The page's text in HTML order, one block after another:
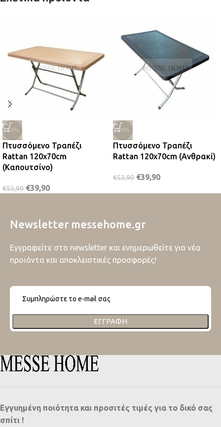
-26%
Πτυσσόμενο Τραπέζι
Rattan 120x70cm
(Καπουτσίνο)
€53,90 €39,90
-26%
Πτυσσόμενο Τραπέζι
Rattan 120x70cm (Ανθρακί)
€53,90 €39,90
Newsletter messehome.gr
Εγγραφείτε στο newsletter και ενημερωθείτε για νέα
προϊόντα και αποκλειστικές προσφορές!
ΕΓΓΡΑΦΉ
Εγγυημένη ποιότητα και προσιτές τιμές για το δικό σας
σπίτι !